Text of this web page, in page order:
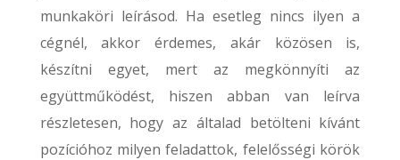
munkaköri leírásod. Ha esetleg nincs ilyen a
cégnél, akkor érdemes, akár közösen is,
készítni egyet, mert az megkönnyíti az
együttműködést, hiszen abban van leírva
részletesen, hogy az általad betölteni kívánt
pozícióhoz milyen feladattok, felelősségi körök